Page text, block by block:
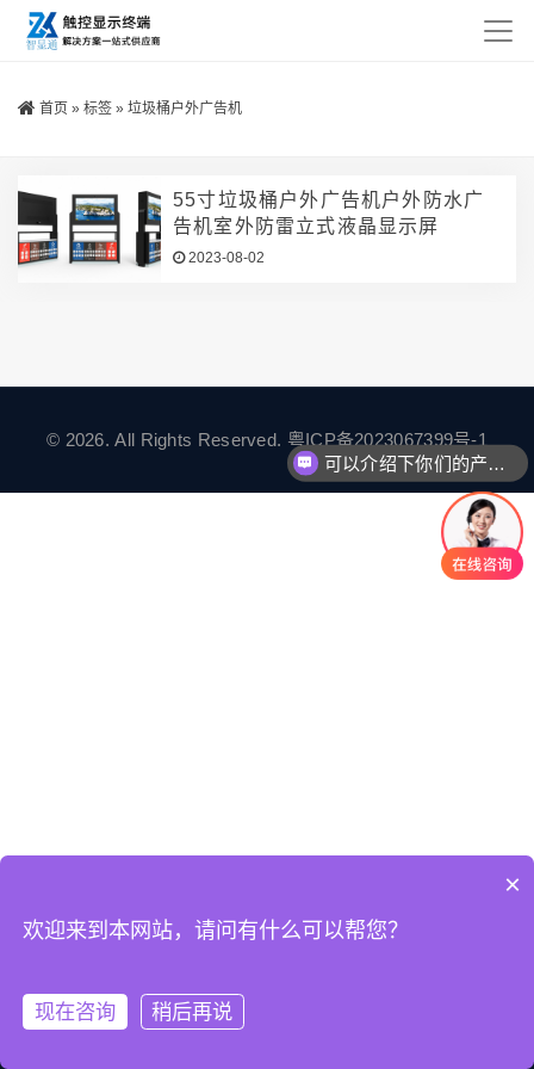
首页 » 标签 » 垃圾桶户外广告机
55寸垃圾桶户外广告机户外防水广
告机室外防雷立式液晶显示屏
2023-08-02
© 2026. All Rights Reserved. 粤ICP备2023067399号-1
×
欢迎来到本网站，请问有什么可以帮您？
现在咨询 稍后再说